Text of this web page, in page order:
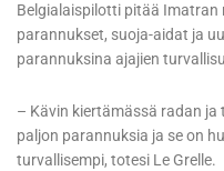
Belgialaispilotti pitää
parannukset, suoja-aidat ja
parannuksina ajajien
– Kävin kiertämässä radan
paljon parannuksia ja se on
turvallisempi, totesi Le Grelle.